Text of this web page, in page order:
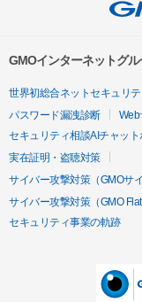
GMOインターネットグ
世界初総合ネットセキュリ
パスワード漏洩診断
Web
セキュリティ相談AIチャット
実在証明・盗聴対策
サイバー攻撃対策（GMOサ
サイバー攻撃対策（GMO
セキュリティ事業の軌跡